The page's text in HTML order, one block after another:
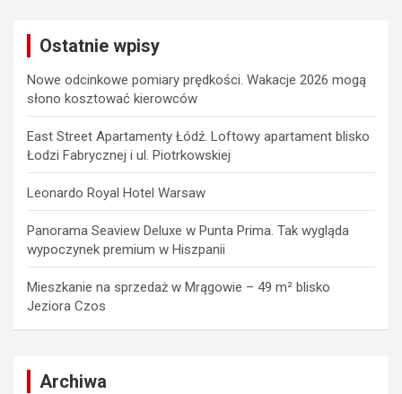
Ostatnie wpisy
Nowe odcinkowe pomiary prędkości. Wakacje 2026 mogą
słono kosztować kierowców
East Street Apartamenty Łódź. Loftowy apartament blisko
Łodzi Fabrycznej i ul. Piotrkowskiej
Leonardo Royal Hotel Warsaw
Panorama Seaview Deluxe w Punta Prima. Tak wygląda
wypoczynek premium w Hiszpanii
Mieszkanie na sprzedaż w Mrągowie – 49 m² blisko
Jeziora Czos
Archiwa